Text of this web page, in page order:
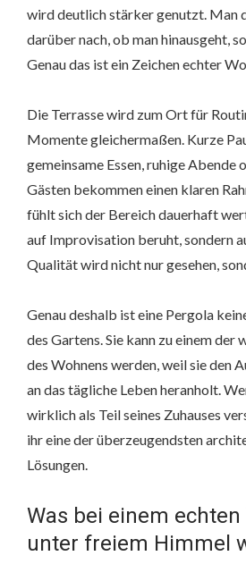
wird deutlich stärker genutzt. Man
darüber nach, ob man hinausgeht,
Genau das ist ein Zeichen echter
Die Terrasse wird zum Ort für
Momente gleichermaßen. Kurze
gemeinsame Essen, ruhige Abende
Gästen bekommen einen klaren
fühlt sich der Bereich dauerhaft
auf Improvisation beruht, sondern
Qualität wird nicht nur gesehen,
Genau deshalb ist eine Pergola
des Gartens. Sie kann zu einem der
des Wohnens werden, weil sie den
an das tägliche Leben heranholt.
wirklich als Teil seines Zuhauses
ihr eine der überzeugendsten
Lösungen.
Was bei einem
unter freiem Himmel